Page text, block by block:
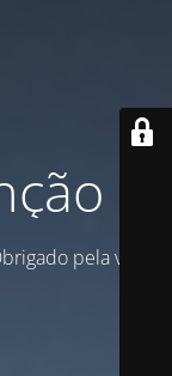
pela vossa